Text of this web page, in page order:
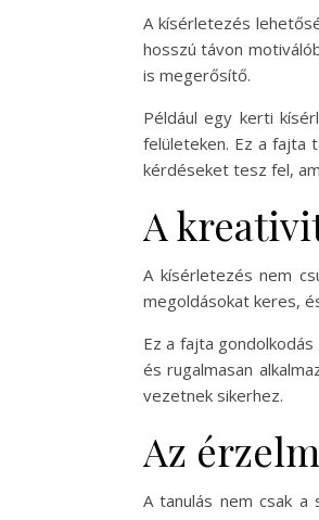
A kísérletezés
hosszú távon
is megerősítő.
Például egy kerti
felületeken. Ez a fajta
kérdéseket tesz fel,
A
A kísérletezés nem
megoldásokat keres,
Ez a fajta
és rugalmasan
vezetnek sikerhez.
Az
A tanulás nem csak